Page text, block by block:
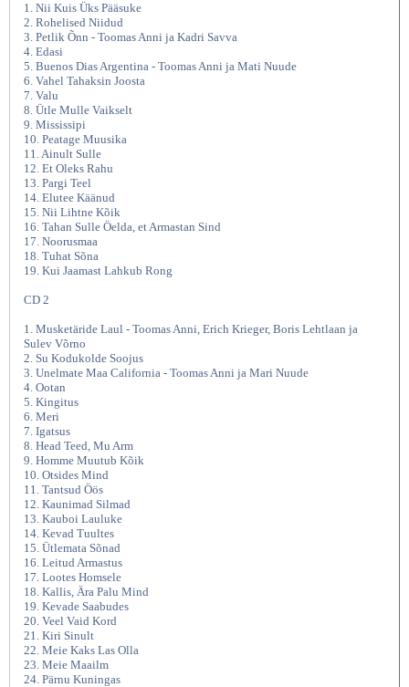
MUUSIKA Toomas Anni -
1. Nii Kuis Üks Pääsuke
2. Rohelised Niidud
3. Petlik Õnn - Toomas Anni ja Kadri Savva
4. Edasi
5. Buenos Dias Argentina - Toomas Anni ja Mati Nuude
6. Vahel Tahaksin Joosta
7. Valu
8. Ütle Mulle Vaikselt
9. Mississipi
10. Peatage Muusika
11. Ainult Sulle
12. Et Oleks Rahu
13. Pargi Teel
14. Elutee Käänud
15. Nii Lihtne Kõik
16. Tahan Sulle Öelda, et Armastan Sind
17. Noorusmaa
18. Tuhat Sõna
19. Kui Jaamast Lahkub Rong
CD 2
1. Musketäride Laul - Toomas Anni, Erich Krieger, Boris Lehtlaan ja
Sulev Võrno
2. Su Kodukolde Soojus
3. Unelmate Maa California - Toomas Anni ja Mari Nuude
4. Ootan
5. Kingitus
6. Meri
7. Igatsus
8. Head Teed, Mu Arm
9. Homme Muutub Kõik
10. Otsides Mind
11. Tantsud Öös
12. Kaunimad Silmad
13. Kauboi Lauluke
14. Kevad Tuultes
15. Ütlemata Sõnad
16. Leitud Armastus
17. Lootes Homsele
18. Kallis, Ära Palu Mind
19. Kevade Saabudes
20. Veel Vaid Kord
21. Kiri Sinult
22. Meie Kaks Las Olla
23. Meie Maailm
24. Pärnu Kuningas